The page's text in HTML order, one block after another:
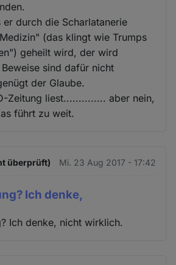
durch die Scharlatanerie
(das klingt wie Trumps
geheilt wird, der wird
sind dafür nicht
der Glaube.
Zeitung liest.............. aber nein,
führt zu weit.
überprüft) Mi. 23 Aug 2017 - 17:42
Ich denke,
Ich denke, nicht wirklich.